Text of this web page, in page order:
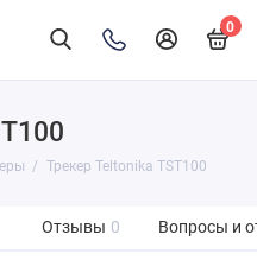
0
Трекер Teltonika TST100
Отзывы 0 Вопросы и